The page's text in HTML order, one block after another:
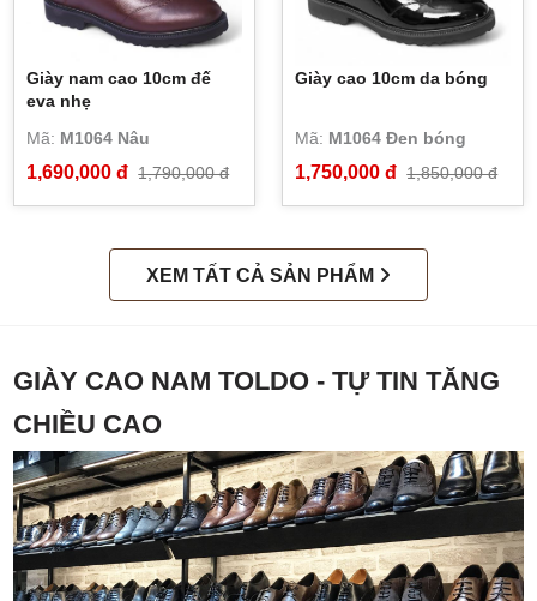
Giày nam cao 10cm đế
eva nhẹ
Mã: M1064 Nâu
1,690,000 đ 1,790,000 đ
Giày cao 10cm da bóng
Mã: M1064 Đen bóng
1,750,000 đ 1,850,000 đ
XEM TẤT CẢ SẢN PHẨM
GIÀY CAO NAM TOLDO - TỰ TIN TĂNG
CHIỀU CAO